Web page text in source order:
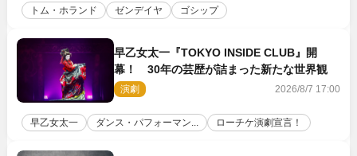
トム・ホランド ゼンデイヤ ゴシップ
早乙女太一『TOKYO INSIDE CLUB』開
幕！ 30年の芸歴が詰まった新たな世界観
演劇 2026/8/7 17:00
早乙女太一 ダンス・パフォーマン... ローチケ演劇宣言！